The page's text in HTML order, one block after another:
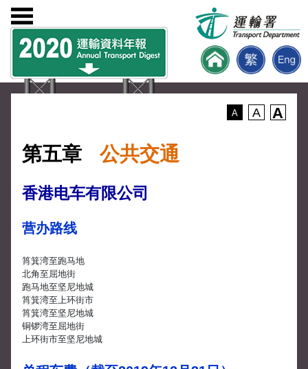
A A A
第五章 公共交通
香港电车有限公司
营办路线
筲箕湾至跑马地
北角至屈地街
跑马地至坚尼地城
筲箕湾至上环街市
筲箕湾至坚尼地城
铜锣湾至屈地街
上环街市至坚尼地城